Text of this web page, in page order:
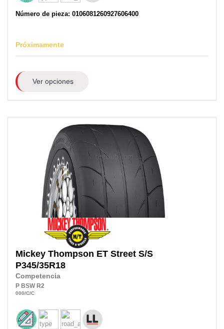
Número de pieza: 0106081260927606400
Próximamente
Ver opciones
Mickey Thompson ET Street S/S
P345/35R18
Competencia
P BSW R2
000/C/C